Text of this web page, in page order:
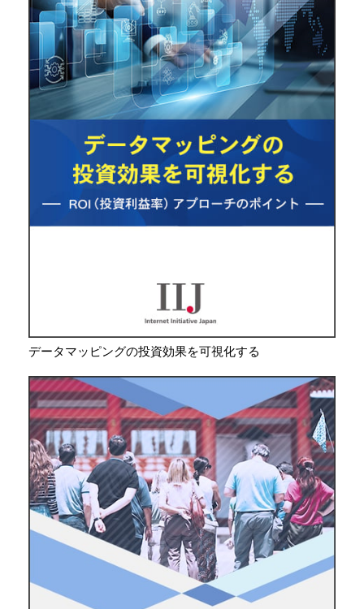
データマッピングの投資効果を可視化する